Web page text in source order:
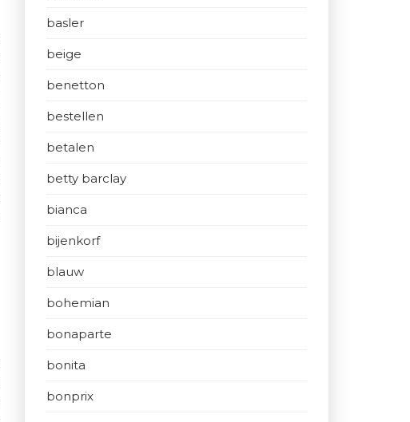
basler
beige
benetton
bestellen
betalen
betty barclay
bianca
bijenkorf
blauw
bohemian
bonaparte
bonita
bonprix